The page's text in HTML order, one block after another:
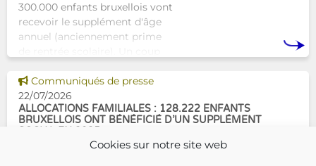
Cookies sur notre site web
300.000 enfants bruxellois vont
recevoir le supplément d'âge
annuel (anciennement prime
commencer la
Voir cette news
Communiqués de presse
22/07/2026
ALLOCATIONS FAMILIALES : 128.222 ENFANTS
BRUXELLOIS ONT BÉNÉFICIÉ D’UN SUPPLÉMENT